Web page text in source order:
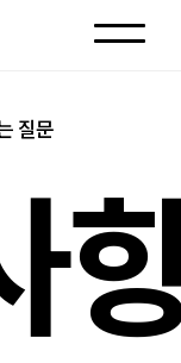
질문